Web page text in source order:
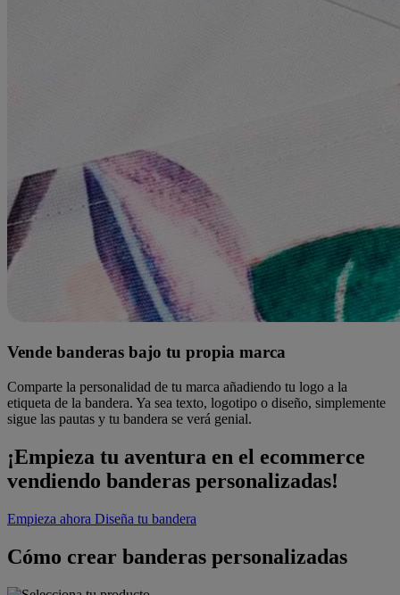
Vende banderas bajo tu propia marca
Comparte la personalidad de tu marca añadiendo tu logo a la
etiqueta de la bandera. Ya sea texto, logotipo o diseño, simplemente
sigue las pautas y tu bandera se verá genial.
¡Empieza tu aventura en el ecommerce
vendiendo banderas personalizadas!
Empieza ahora Diseña tu bandera
Cómo crear banderas personalizadas